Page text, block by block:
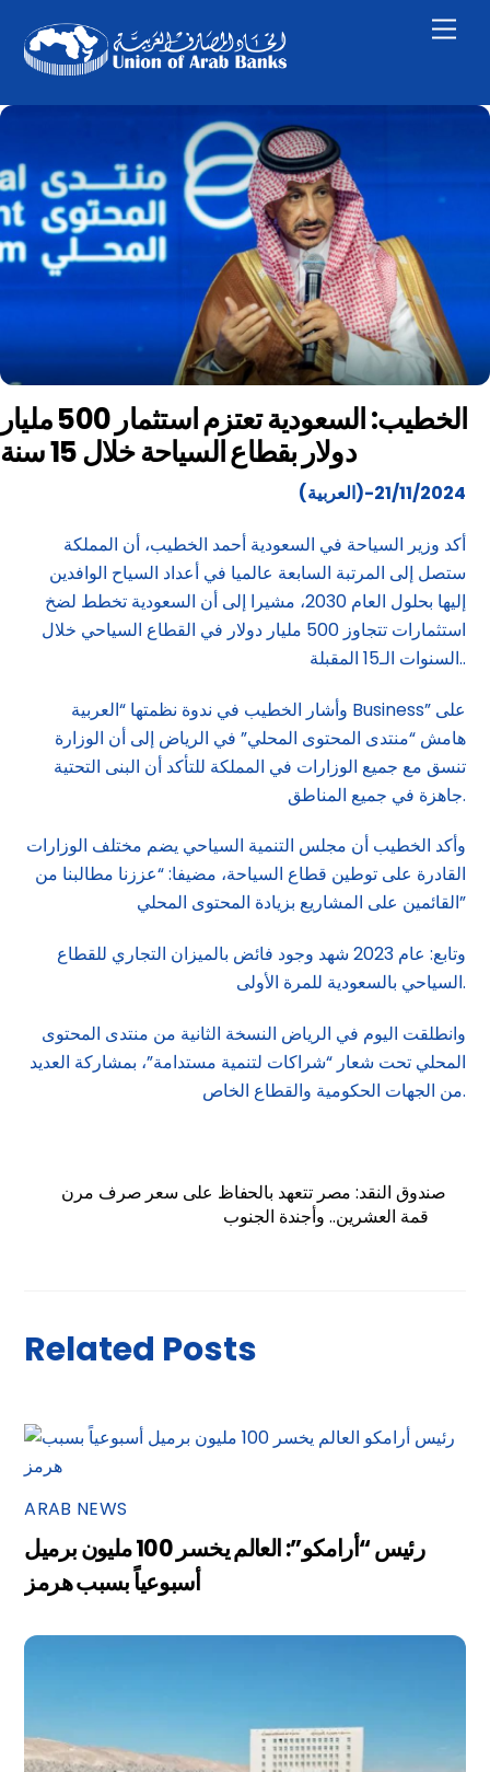
content
الخطيب: السعودية تعتزم استثمار 500 مليار
دولار بقطاع السياحة خلال 15 سنة
(العربية)-21/11/2024
أكد وزير السياحة في السعودية أحمد الخطيب، أن المملكة
ستصل إلى المرتبة السابعة عالميا في أعداد السياح الوافدين
إليها بحلول العام 2030، مشيرا إلى أن السعودية تخطط لضخ
استثمارات تتجاوز 500 مليار دولار في القطاع السياحي خلال
السنوات الـ15 المقبلة..
وأشار الخطيب في ندوة نظمتها “العربية Business” على
هامش “منتدى المحتوى المحلي” في الرياض إلى أن الوزارة
تنسق مع جميع الوزارات في المملكة للتأكد أن البنى التحتية
جاهزة في جميع المناطق.
وأكد الخطيب أن مجلس التنمية السياحي يضم مختلف الوزارات
القادرة على توطين قطاع السياحة، مضيفا: “عززنا مطالبنا من
القائمين على المشاريع بزيادة المحتوى المحلي”
وتابع: عام 2023 شهد وجود فائض بالميزان التجاري للقطاع
السياحي بالسعودية للمرة الأولى.
وانطلقت اليوم في الرياض النسخة الثانية من منتدى المحتوى
المحلي تحت شعار “شراكات لتنمية مستدامة”، بمشاركة العديد
من الجهات الحكومية والقطاع الخاص.
صندوق النقد: مصر تتعهد بالحفاظ على سعر صرف مرن
قمة العشرين.. وأجندة الجنوب
Related Posts
ARAB NEWS
رئيس “أرامكو”: العالم يخسر 100 مليون برميل
أسبوعياً بسبب هرمز